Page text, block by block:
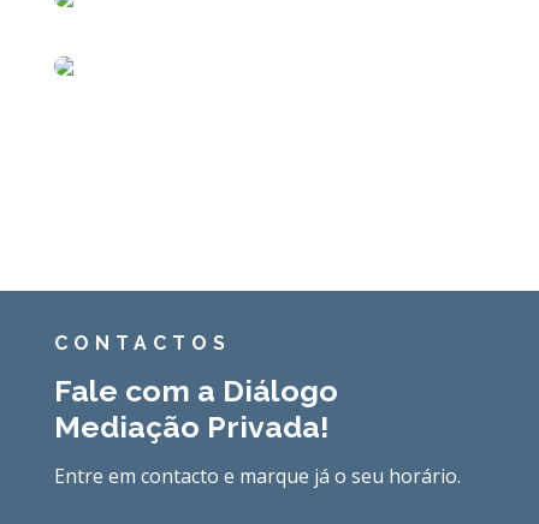
CONTACTOS
Fale com a Diálogo
Mediação Privada!
Entre em contacto e marque já o seu horário.